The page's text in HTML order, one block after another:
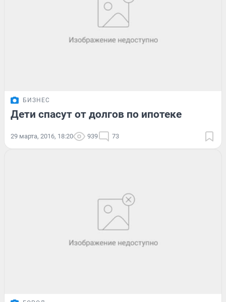
БИЗНЕС
Дети спасут от долгов по ипотеке
29 марта, 2016, 18:20 939 73